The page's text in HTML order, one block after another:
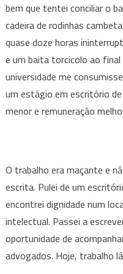
bem que tentei conciliar o
cadeira de rodinhas
quase doze horas
e um baita torcicolo ao
universidade me
um estágio em escritório
menor e remuneração
O trabalho era maçante e
escrita. Pulei de um
encontrei dignidade num
intelectual. Passei a
oportunidade de
advogados. Hoje, trabalho